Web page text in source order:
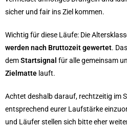
sicher und fair ins Ziel kommen.
Wichtig für diese Läufe: Die
werden nach Bruttozeit gewertet.
demStartsignal für alle gemeinsam
Zielmatte lauft.
Achtet deshalb darauf, rechtzeitig im
entsprechend eurer Laufstärke
und Läufer stellen sich bitte eher